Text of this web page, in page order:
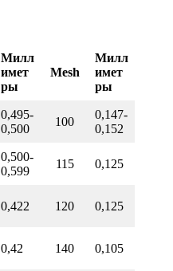
Милл
имет
ры
Mesh
Милл
имет
ры
0,495-
0,500
100
0,147-
0,152
0,500-
0,599
115 0,125
0,422 120 0,125
0,42 140 0,105